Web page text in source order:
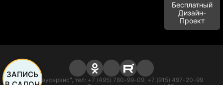
Бесплатный
Дизайн-
Проект
ООО "Баусервис", тел: +7 (495) 780-99-09, +7 (915) 497-20-99
ЗАПИСЬ